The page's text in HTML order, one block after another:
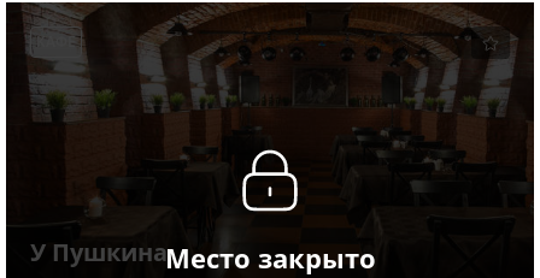
Место закрыто
КАФЕ
У Пушкина